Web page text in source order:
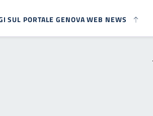
SUL PORTALE GENOVA WEB NEWS